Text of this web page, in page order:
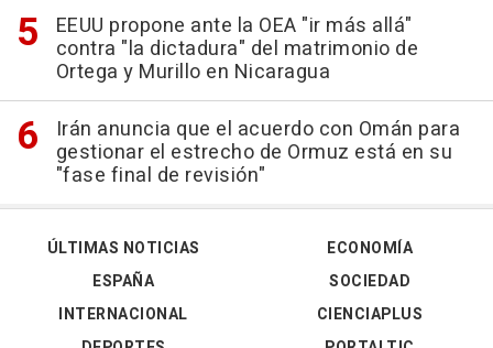
EEUU propone ante la OEA "ir más allá"
contra "la dictadura" del matrimonio de
Ortega y Murillo en Nicaragua
Irán anuncia que el acuerdo con Omán para
gestionar el estrecho de Ormuz está en su
"fase final de revisión"
ÚLTIMAS NOTICIAS
ESPAÑA
INTERNACIONAL
ECONOMÍA
SOCIEDAD
CIENCIAPLUS